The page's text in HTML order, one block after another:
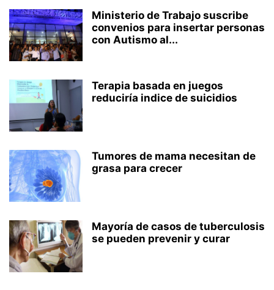
Ministerio de Trabajo suscribe
convenios para insertar personas
con Autismo al...
Terapia basada en juegos
reduciría indice de suicidios
Tumores de mama necesitan de
grasa para crecer
Mayoría de casos de tuberculosis
se pueden prevenir y curar